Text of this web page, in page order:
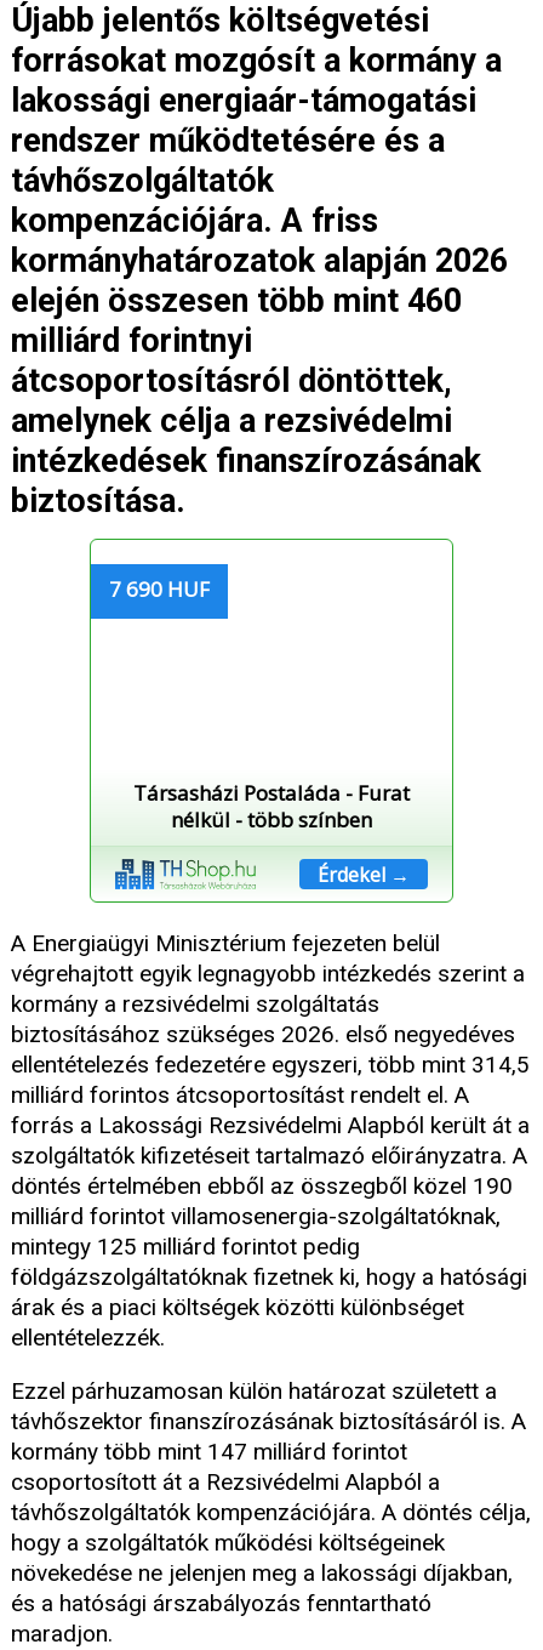
Újabb jelentős költségvetési
forrásokat mozgósít a kormány a
lakossági energiaár-támogatási
rendszer működtetésére és a
távhőszolgáltatók
kompenzációjára. A friss
kormányhatározatok alapján 2026
elején összesen több mint 460
milliárd forintnyi
átcsoportosításról döntöttek,
amelynek célja a rezsivédelmi
intézkedések finanszírozásának
biztosítása.
7 690 HUF
Társasházi Postaláda - Furat
nélkül - több színben
Érdekel →
A Energiaügyi Minisztérium fejezeten belül
végrehajtott egyik legnagyobb intézkedés szerint a
kormány a rezsivédelmi szolgáltatás
biztosításához szükséges 2026. első negyedéves
ellentételezés fedezetére egyszeri, több mint 314,5
milliárd forintos átcsoportosítást rendelt el. A
forrás a Lakossági Rezsivédelmi Alapból került át a
szolgáltatók kifizetéseit tartalmazó előirányzatra. A
döntés értelmében ebből az összegből közel 190
milliárd forintot villamosenergia-szolgáltatóknak,
mintegy 125 milliárd forintot pedig
földgázszolgáltatóknak fizetnek ki, hogy a hatósági
árak és a piaci költségek közötti különbséget
ellentételezzék.
Ezzel párhuzamosan külön határozat született a
távhőszektor finanszírozásának biztosításáról is. A
kormány több mint 147 milliárd forintot
csoportosított át a Rezsivédelmi Alapból a
távhőszolgáltatók kompenzációjára. A döntés célja,
hogy a szolgáltatók működési költségeinek
növekedése ne jelenjen meg a lakossági díjakban,
és a hatósági árszabályozás fenntartható
maradjon.